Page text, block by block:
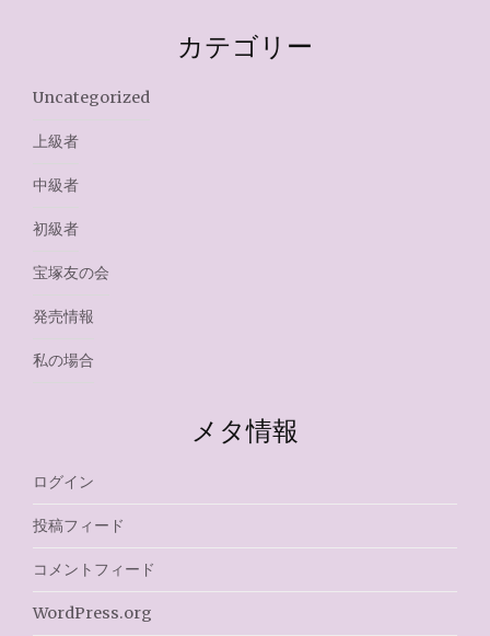
カテゴリー
Uncategorized
上級者
中級者
初級者
宝塚友の会
発売情報
私の場合
メタ情報
ログイン
投稿フィード
コメントフィード
WordPress.org